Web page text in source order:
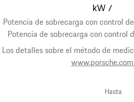
Potencia de sobrecarga con control
Potencia de sobrecarga con control
Los detalles sobre el método de
kW /
Hasta